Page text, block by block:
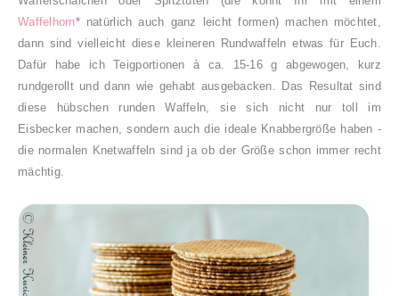
Waffelhorn* natürlich auch ganz leicht formen) machen möchtet,
dann sind vielleicht diese kleineren Rundwaffeln etwas für Euch.
Dafür habe ich Teigportionen à ca. 15-16 g abgewogen, kurz
rundgerollt und dann wie gehabt ausgebacken. Das Resultat sind
diese hübschen runden Waffeln, sie sich nicht nur toll im
Eisbecker machen, sondern auch die ideale Knabbergröße haben -
die normalen Knetwaffeln sind ja ob der Größe schon immer recht
mächtig.